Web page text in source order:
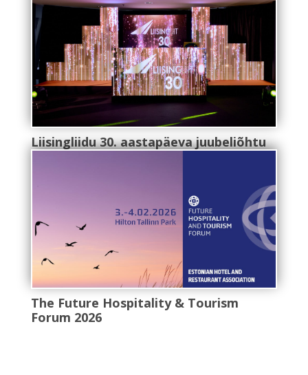
Liisingliidu 30. aastapäeva juubeliõhtu
The Future Hospitality & Tourism
Forum 2026